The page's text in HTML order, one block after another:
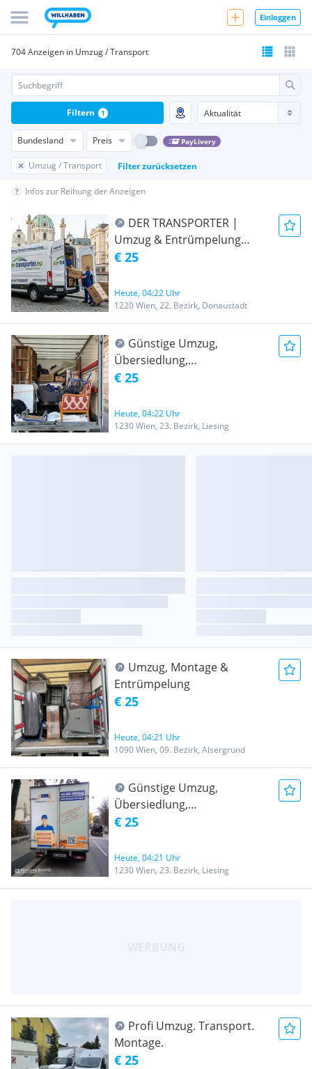
Einloggen
704 Anzeigen in Umzug / Transport
Bundesland Preis PayLivery
Umzug / Transport Filter zurücksetzen
Filtern 1
Infos zur Reihung der Anzeigen
DER TRANSPORTER |
Umzug & Entrümpelung
Wien | AB 25€ | 24/7 Service
€ 25
Heute, 04:22 Uhr
1220 Wien, 22. Bezirk, Donaustadt
Günstige Umzug,
Übersiedlung,
Möbeltransport,
Transport, Flügel Transport,
Tresor Transport, Lastentaxi
20m3
€ 25
Heute, 04:22 Uhr
1230 Wien, 23. Bezirk, Liesing
Umzug, Montage &
Entrümpelung
€ 25
Heute, 04:21 Uhr
1090 Wien, 09. Bezirk, Alsergrund
Günstige Umzug,
Übersiedlung,
Möbeltransport,
Transport, Flügel Transport,
Tresor Transport, Lastentaxi
20m3
€ 25
Heute, 04:21 Uhr
1230 Wien, 23. Bezirk, Liesing
Profi Umzug. Transport.
Montage.
€ 25